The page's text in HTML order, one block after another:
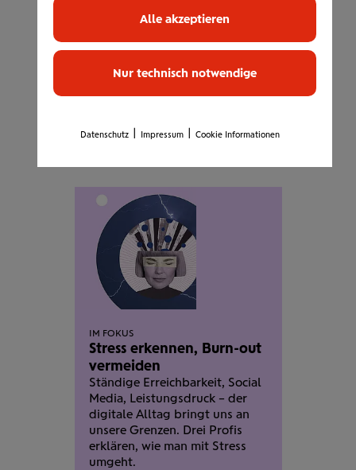
SELBSTTEST
Schlaf?
Erholsamer Schlaf stärkt
Körper und Psyche. Mit diesem
Test findest du heraus, wo du
IM FOKUS
Stress erkennen, Burn-out
vermeiden
Ständige Erreichbar­keit, Social
Media, Leistungs­druck – der
digitale Alltag bringt uns an
unsere Grenzen. Drei Profis
erklären, wie man mit Stress
umgeht.
Nur technisch notwendige
Alle akzeptieren
Datenschutz Impressum Cookie Informationen